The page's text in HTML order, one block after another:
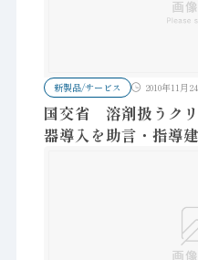
新製品/サービス 2010年11月
国交省 溶剤扱うク
器導入を助言・指導